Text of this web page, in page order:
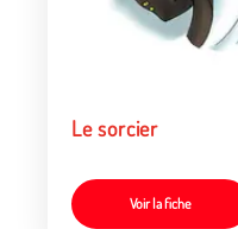
Le sorcier
Voir la fiche